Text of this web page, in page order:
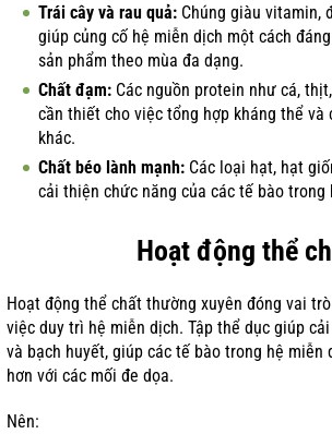
Trái cây và rau quả: Chúng giàu vitamin,
giúp củng cố hệ miễn dịch một cách
sản phẩm theo mùa đa dạng.
Chất đạm: Các nguồn protein như cá,
cần thiết cho việc tổng hợp kháng thể và
khác.
Chất béo lành mạnh: Các loại hạt, hạt
cải thiện chức năng của các tế bào trong
Hoạt động thể
Hoạt động thể chất thường xuyên đóng vai
việc duy trì hệ miễn dịch. Tập thể dục giúp
và bạch huyết, giúp các tế bào trong hệ miễn
hơn với các mối đe dọa.
Nên: